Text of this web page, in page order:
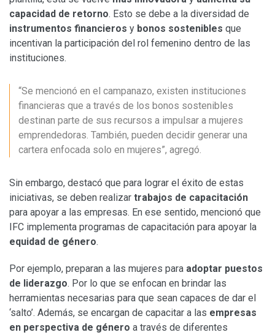
capacidad de retorno. Esto se debe a la diversidad de
instrumentos financieros y bonos sostenibles que
incentivan la participación del rol femenino dentro de las
instituciones.
“Se mencionó en el campanazo, existen instituciones
financieras que a través de los bonos sostenibles
destinan parte de sus recursos a impulsar a mujeres
emprendedoras. También, pueden decidir generar una
cartera enfocada solo en mujeres”, agregó.
Sin embargo, destacó que para lograr el éxito de estas
iniciativas, se deben realizar trabajos de capacitación
para apoyar a las empresas. En ese sentido, mencionó que
IFC implementa programas de capacitación para apoyar la
equidad de género.
Por ejemplo, preparan a las mujeres para adoptar puestos
de liderazgo. Por lo que se enfocan en brindar las
herramientas necesarias para que sean capaces de dar el
‘salto’. Además, se encargan de capacitar a las empresas
en perspectiva de género a través de diferentes